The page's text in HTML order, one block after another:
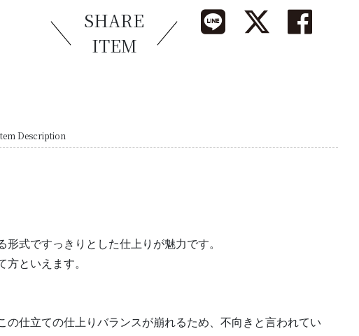
SHARE
ITEM
Description
式ですっきりとした仕上りが魅力です。
といえます。
仕立ての仕上りバランスが崩れるため、不向きと言われてい